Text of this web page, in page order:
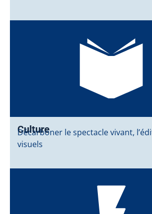
Culture
Décarboner le spectacle vivant,
visuels